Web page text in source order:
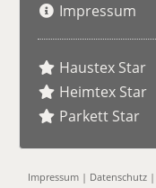
Impressum
Haustex Star
Heimtex Star
Parkett Star
Impressum | Datenschutz